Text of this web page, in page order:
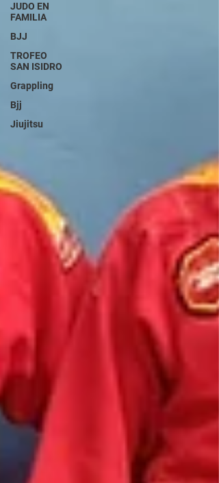
JUDO EN
FAMILIA
BJJ
TROFEO
SAN ISIDRO
Grappling
Bjj
Jiujitsu